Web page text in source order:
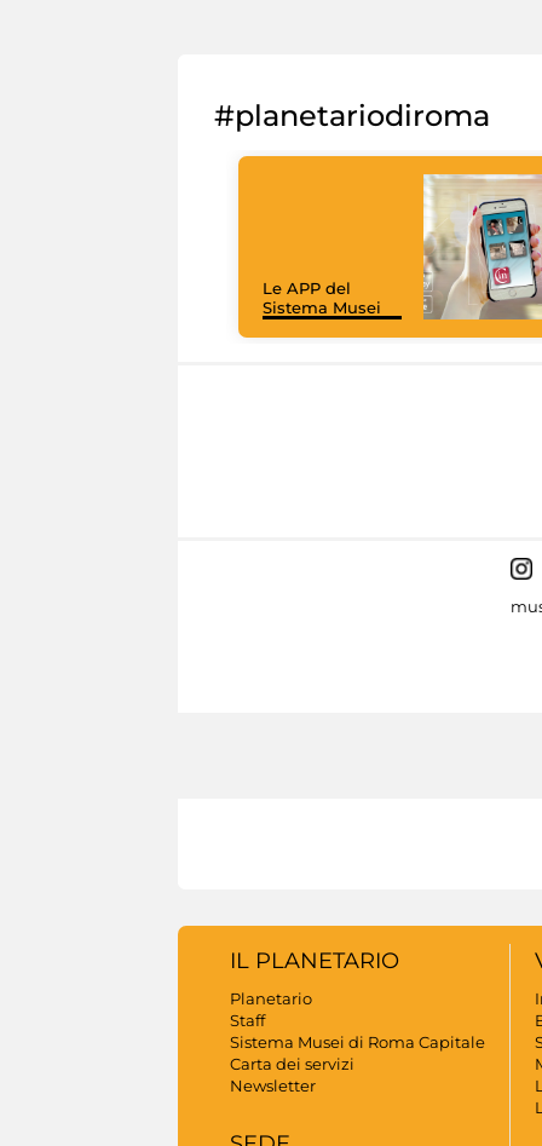
#planetariodiroma
Le APP del
Sistema Musei
IL PLANETARIO
Planetario
Staff
Sistema Musei di Roma Capitale
Carta dei servizi
Newsletter